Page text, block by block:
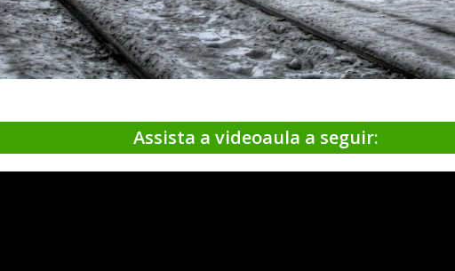
Assista a videoaula a seguir: